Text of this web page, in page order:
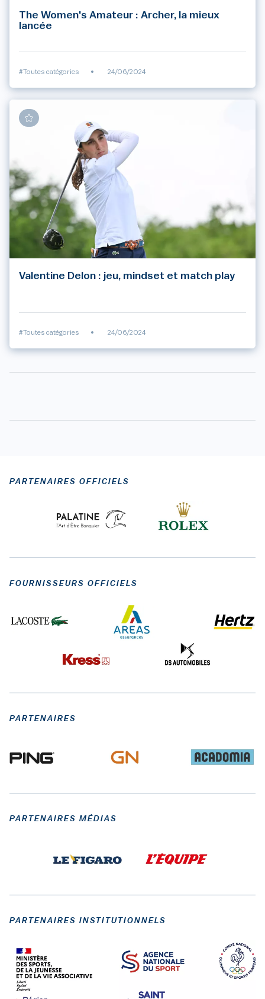
The Women's Amateur : Archer, la mieux
lancée
#Toutes catégories • 24/06/2024
Valentine Delon : jeu, mindset et match play
#Toutes catégories • 24/06/2024
PARTENAIRES OFFICIELS
FOURNISSEURS OFFICIELS
PARTENAIRES
PARTENAIRES MÉDIAS
PARTENAIRES INSTITUTIONNELS